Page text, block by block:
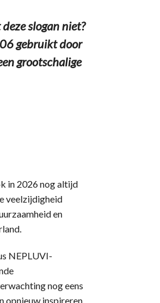
slogan niet?
gebruikt door
grootschalige
in 2026 nog altijd
veelzijdigheid
en
NEPLUVI-
nog eens
opnieuw inspireren